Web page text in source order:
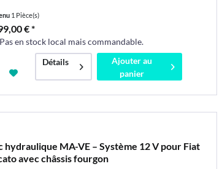
1 Pièce(s)
€ *
Pas en stock local mais commandable.
Détails
Ajouter au
panier
hydraulique MA-VE – Système 12 V pour Fiat
avec châssis fourgon